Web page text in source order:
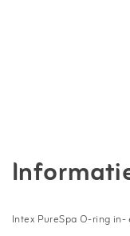
Intex PureSpa O-ring